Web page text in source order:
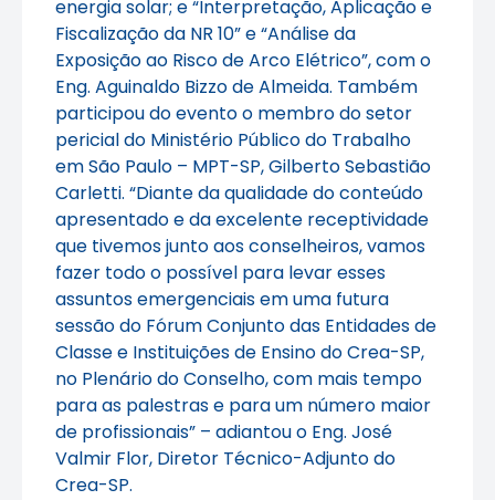
energia solar; e “Interpretação, Aplicação e
Fiscalização da NR 10” e “Análise da
Exposição ao Risco de Arco Elétrico”, com o
Eng. Aguinaldo Bizzo de Almeida. Também
participou do evento o membro do setor
pericial do Ministério Público do Trabalho
em São Paulo – MPT-SP, Gilberto Sebastião
Carletti. “Diante da qualidade do conteúdo
apresentado e da excelente receptividade
que tivemos junto aos conselheiros, vamos
fazer todo o possível para levar esses
assuntos emergenciais em uma futura
sessão do Fórum Conjunto das Entidades de
Classe e Instituições de Ensino do Crea-SP,
no Plenário do Conselho, com mais tempo
para as palestras e para um número maior
de profissionais” – adiantou o Eng. José
Valmir Flor, Diretor Técnico-Adjunto do
Crea-SP.